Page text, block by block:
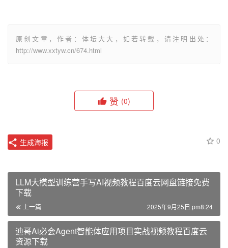
原创文章，作者：体坛大大，如若转载，请注明出处：
http://www.xxtyw.cn/674.html
赞 (0)
0
生成海报
LLM大模型训练营手写AI视频教程百度云网盘链接免费
下载
上一篇 2025年9月25日 pm8:24
迪哥Ai必会Agent智能体应用项目实战视频教程百度云
资源下载